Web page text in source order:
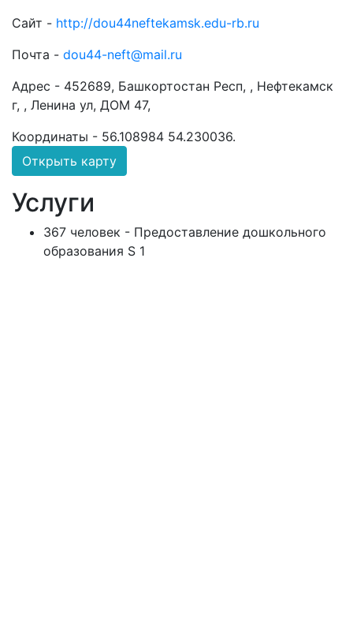
Сайт - http://dou44neftekamsk.edu-rb.ru
Почта - dou44-neft@mail.ru
Адрес - 452689, Башкортостан Респ, , Нефтекамск
г, , Ленина ул, ДОМ 47,
Координаты - 56.108984 54.230036.
Открыть карту
Услуги
367 человек - Предоставление дошкольного
образования S 1